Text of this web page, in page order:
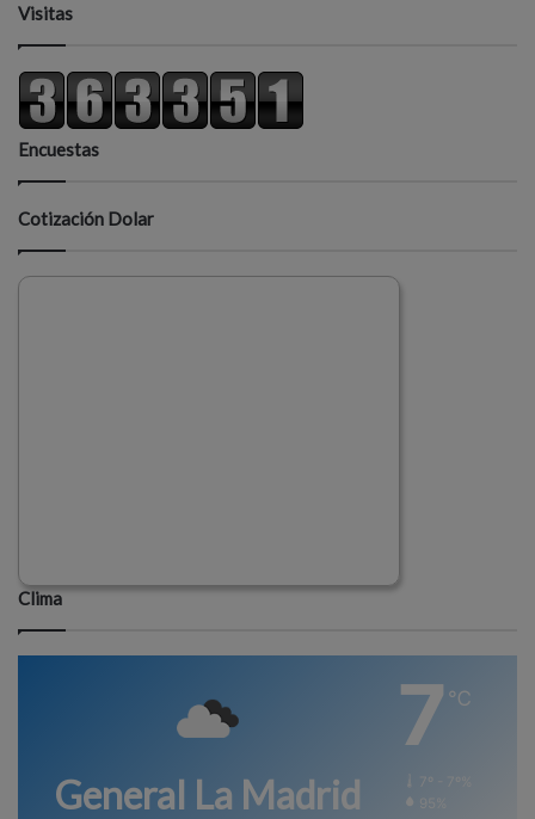
Visitas
Encuestas
Cotización Dolar
Clima
General La Madrid
7 ℃
7º - 7º%
95%